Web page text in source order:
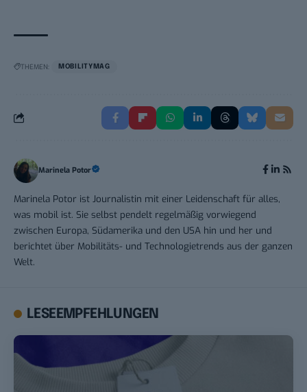
THEMEN: MOBILITYMAG
Marinela Potor
Marinela Potor ist Journalistin mit einer Leidenschaft für alles,
was mobil ist. Sie selbst pendelt regelmäßig vorwiegend
zwischen Europa, Südamerika und den USA hin und her und
berichtet über Mobilitäts- und Technologietrends aus der ganzen
Welt.
LESEEMPFEHLUNGEN